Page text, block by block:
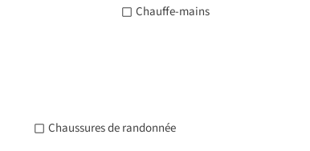
Chauffe-mains
Chaussures de randonnée